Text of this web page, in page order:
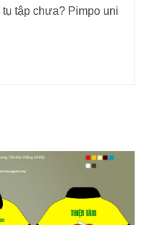
tập chưa? Pimpo uni